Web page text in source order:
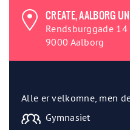
CREATE, AALBORG
Rendsburggade 14
9000 Aalborg
Alle er velkomne, men
Gymnasiet